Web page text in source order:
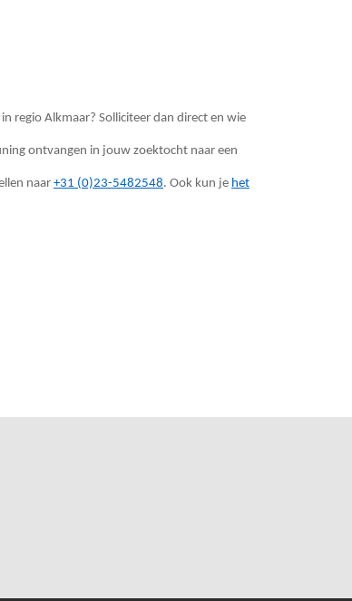
regio Alkmaar? Solliciteer dan direct en wie
ontvangen in jouw zoektocht naar een
naar+31 (0)23-5482548. Ook kun je het